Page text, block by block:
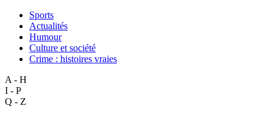
Sports
Actualités
Humour
Culture et société
Crime : histoires vraies
A - H
I - P
Q - Z